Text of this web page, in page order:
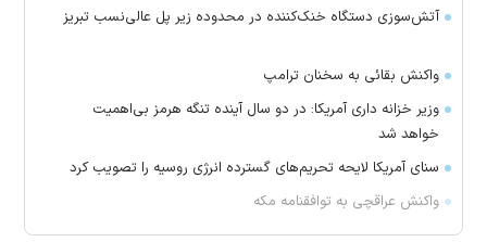
آتش‌سوزی دستگاه خنک‌کننده در محدوده زیر پل عالی‌نسب تبریز
واکنش بقائی به سخنان ترامپ
وزیر خزانه داری آمریکا: در دو سال آینده تنگه هرمز بی‌اهمیت
خواهد شد
سنای آمریکا لایحه تحریم‌های گسترده انرژی روسیه را تصویب کرد
واکنش عراقچی به توافقنامه مکه